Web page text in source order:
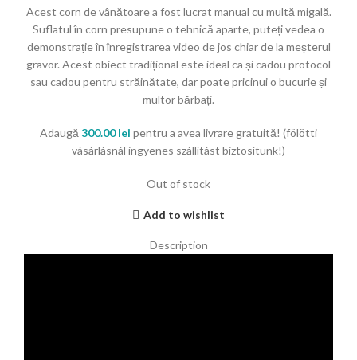
Acest corn de vânătoare a fost lucrat manual cu multă migală.
Suflatul în corn presupune o tehnică aparte, puteți vedea o
demonstrație în înregistrarea video de jos chiar de la meșterul
gravor. Acest obiect tradițional este ideal ca și cadou protocol
sau cadou pentru străinătate, dar poate pricinui o bucurie și
multor bărbați.
Adaugă 300.00lei pentru a avea livrare gratuită! (fölötti
vásárlásnál ingyenes szállítást biztosítunk!)
Out of stock
Add to wishlist
Description